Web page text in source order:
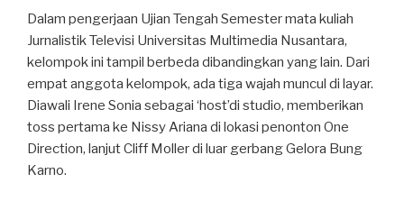
Dalam pengerjaan Ujian Tengah Semester mata kuliah
Jurnalistik Televisi Universitas Multimedia Nusantara,
kelompok ini tampil berbeda dibandingkan yang lain. Dari
empat anggota kelompok, ada tiga wajah muncul di layar.
Diawali Irene Sonia sebagai ‘host’di studio, memberikan
toss pertama ke Nissy Ariana di lokasi penonton One
Direction, lanjut Cliff Moller di luar gerbang Gelora Bung
Karno.